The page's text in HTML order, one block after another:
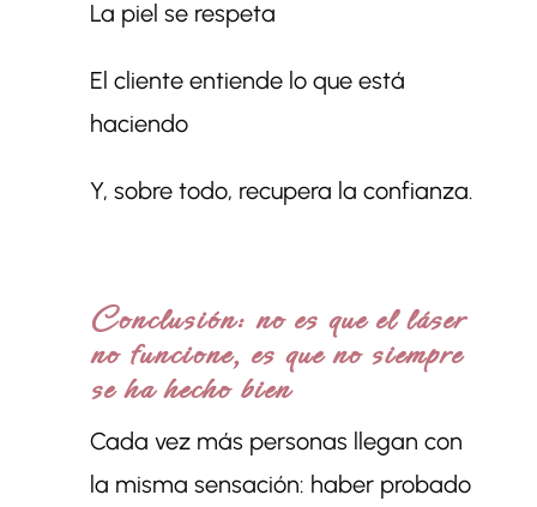
La piel se respeta
El cliente entiende lo que está
haciendo
Y, sobre todo, recupera la confianza.
Conclusión: no es que el láser
no funcione, es que no siempre
se ha hecho bien
Cada vez más personas llegan con
la misma sensación: haber probado